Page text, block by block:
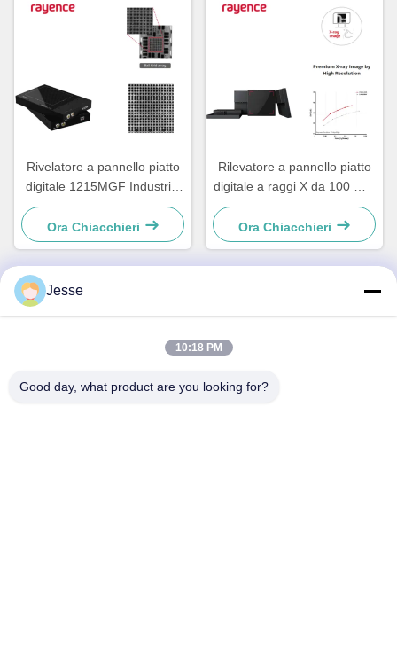
Rivelatore a pannello piatto
digitale 1215MGF Industrial
Rayence per imaging a raggi
X in linea
Ora Chiacchieri
Rilevatore a pannello piatto
digitale a raggi X da 100 mm
40-160 kVp Rayence MIDAS
2121
Ora Chiacchieri
Contatto rapido
5F,B3, Fabbrica Industriale Anda Electronics, Comunità
Jesse
10:18 PM
Good day, what product are you looking for?